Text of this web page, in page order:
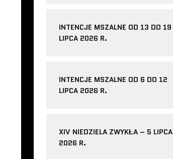
INTENCJE MSZALNE OD 13 DO 19
LIPCA 2026 R.
INTENCJE MSZALNE OD 6 DO 12
LIPCA 2026 R.
XIV NIEDZIELA ZWYKŁA – 5 LIPCA
2026 R.